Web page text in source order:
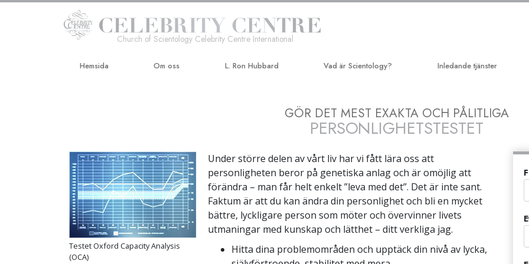
Church of Scientology Celebrity Centre International
Hemsida Om oss L. Ron Hubbard Vad är Scientology?
Scientologys trossatser & kodexar
Träffa en scientolog
Inne i en Kyrka
Scientologys grundprinciper
En introduktion till Dianetics
Kärlek och hat –
Inledande tjänster
Kursen i personlig effektivitet
GÖR DET MEST EXAKTA OCH PÅLITLIGA
PERSONLIGHETSTESTET
Testet Oxford Capacity Analysis
(OCA)
Under större delen av vårt liv har vi fått lära oss att
personligheten beror på genetiska anlag och är omöjlig att
förändra – man får helt enkelt ”leva med det”. Det är inte sant.
Faktum är att du kan ändra din personlighet och bli en mycket
bättre, lyckligare person som möter och övervinner livets
utmaningar med kunskap och lätthet – ditt verkliga jag.
Hitta dina problemområden och upptäck din nivå av lycka,